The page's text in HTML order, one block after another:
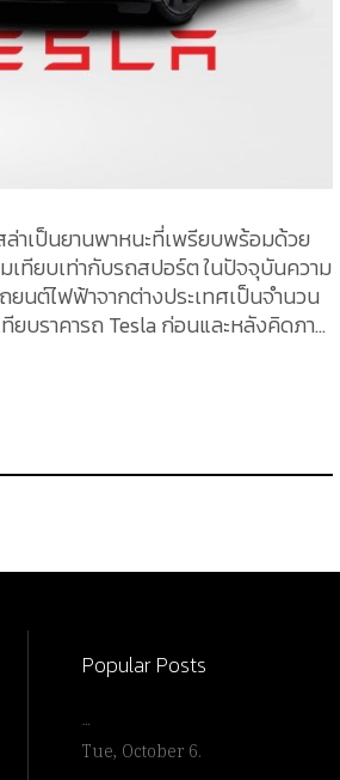
าเป็นยานพาหนะที่เพรียบพร้อมด้วย
ทียบเท่ากับรถสปอร์ต ในปัจจุบันความ
ยนต์ไฟฟ้าจากต่างประเทศเป็นจำนวน
ยบราคารถ Tesla ก่อนและหลังคิดภาษี
เคลื่อนด้วยพลังงานไฟฟ้า ซึ่งเป็น
ขนส่งแห่งโลกอนาคต เพราะส่งผลก
เลือกใหม่ที่จะช่วยให้เรารักษาสิ่ง
Popular Posts
…
Tue, October 6.